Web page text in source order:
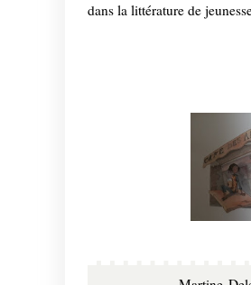
dans la littérature de